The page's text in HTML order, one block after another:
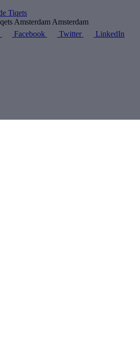
Amsterdam
Facebook Twitter LinkedIn